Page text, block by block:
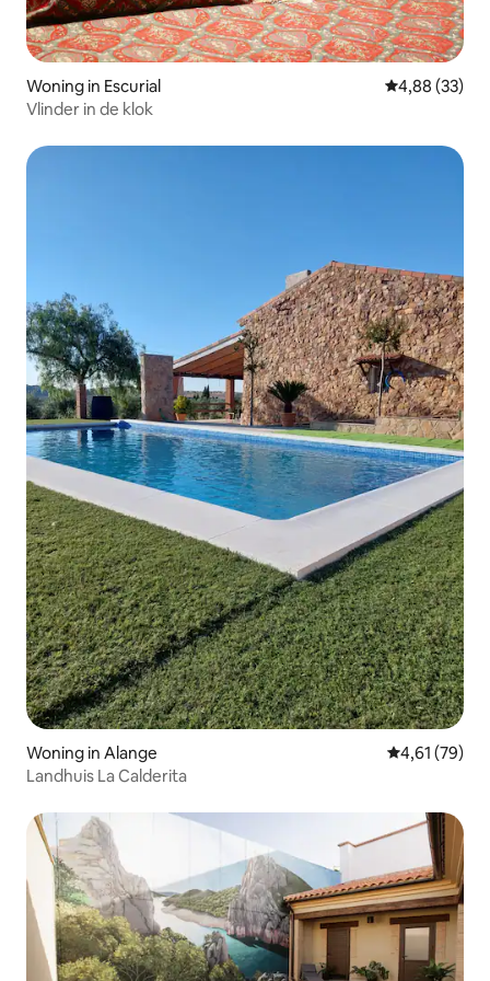
Woning in Escurial Gemiddelde
4,88 (33)
Vlinder in de klok
Woning in Alange Gemiddelde
4,61 (79)
Landhuis La Calderita